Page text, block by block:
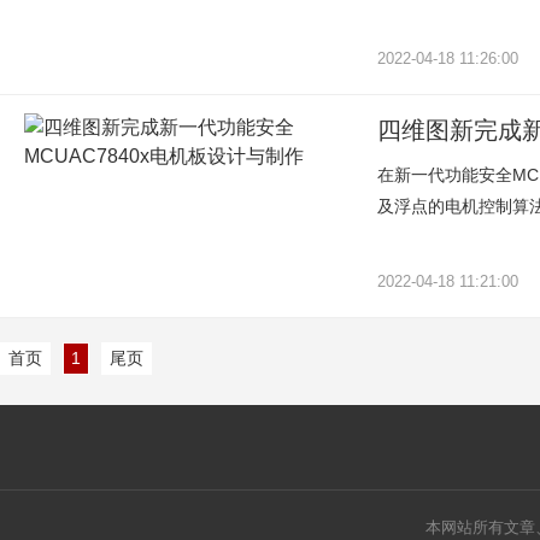
2022-04-18 11:26:00
四维图新完成
在新一代功能安全
及浮点的电机控制算
2022-04-18 11:21:00
首页 1 尾页
本网站所有文